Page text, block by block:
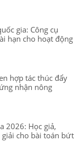
gia: Công cụ
hạn cho hoạt động
hợp tác thúc đẩy
nhận nông
2026: Học giả,
cho bài toán bứt